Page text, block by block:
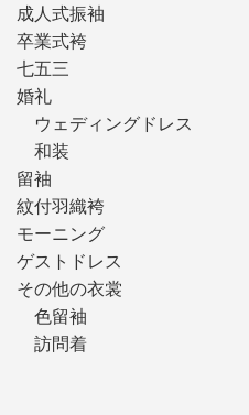
成人式振袖
卒業式袴
七五三
婚礼
ウェディングドレス
和装
留袖
紋付羽織袴
モーニング
ゲストドレス
その他の衣裳
色留袖
訪問着